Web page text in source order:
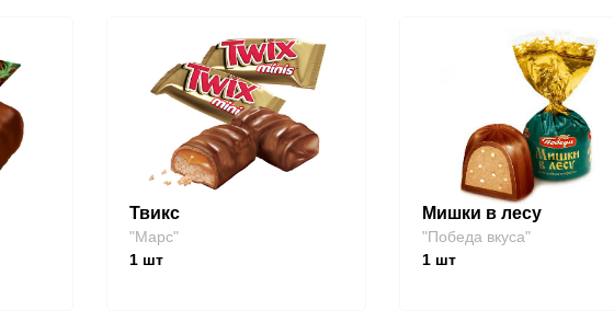
Твикс
"Марс"
1шт
Мишки в лесу
"Победа вкуса"
1 шт